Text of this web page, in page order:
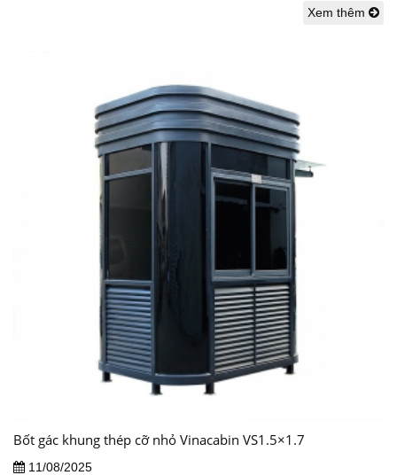
Xem thêm
Bốt gác khung thép cỡ nhỏ Vinacabin VS1.5×1.7
11/08/2025